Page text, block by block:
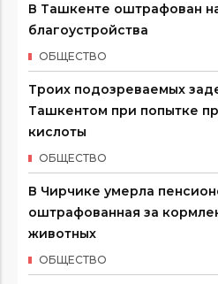
В Ташкенте оштрафован
благоустройства
ОБЩЕСТВО
Троих подозреваемых
Ташкентом при попытке
кислоты
ОБЩЕСТВО
В Чирчике умерла
оштрафованная за
животных
ОБЩЕСТВО